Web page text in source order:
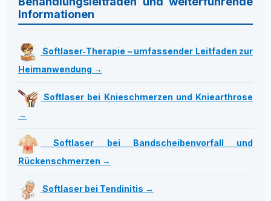
Informationen
Softlaser‑Therapie – umfassender Leitfaden zur
Heimanwendung →
Softlaser bei Knieschmerzen und Kniearthrose
→
Softlaser bei Bandscheibenvorfall und
Rückenschmerzen →
Softlaser bei Tendinitis →